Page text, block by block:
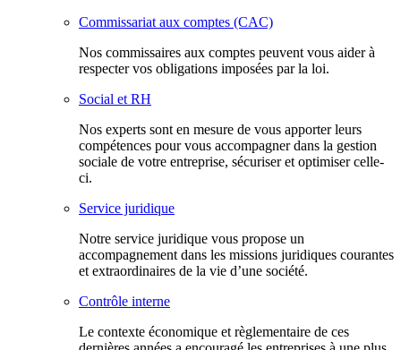
Commissariat aux comptes (CAC)
Nos commissaires aux comptes peuvent vous aider à
respecter vos obligations imposées par la loi.
Social et RH
Nos experts sont en mesure de vous apporter leurs
compétences pour vous accompagner dans la gestion
sociale de votre entreprise, sécuriser et optimiser celle-
ci.
Service juridique
Notre service juridique vous propose un
accompagnement dans les missions juridiques courantes
et extraordinaires de la vie d’une société.
Contrôle interne
Le contexte économique et règlementaire de ces